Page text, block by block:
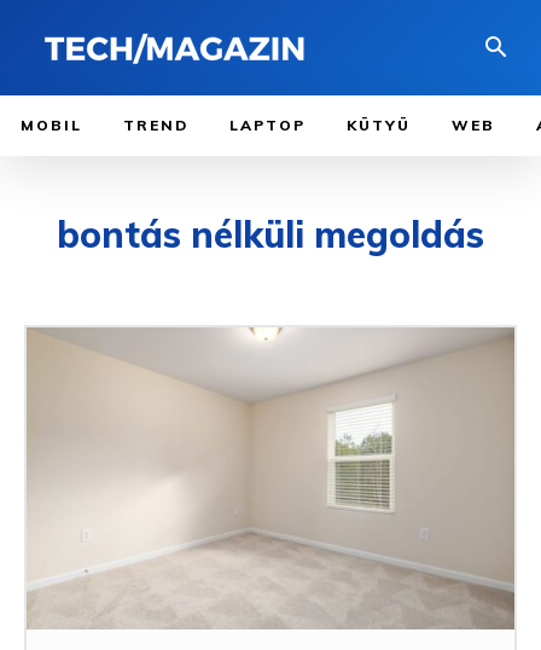
MOBIL TREND LAPTOP KÜTYÜ WEB
bontás nélküli megoldás